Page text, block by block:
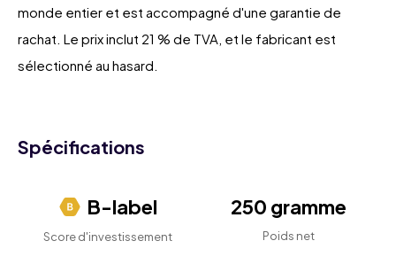
monde entier et est accompagné d'une garantie de
rachat. Le prix inclut 21 % de TVA, et le fabricant est
sélectionné au hasard.
Spécifications
B-label
Score d'investissement
250 gramme
Poids net